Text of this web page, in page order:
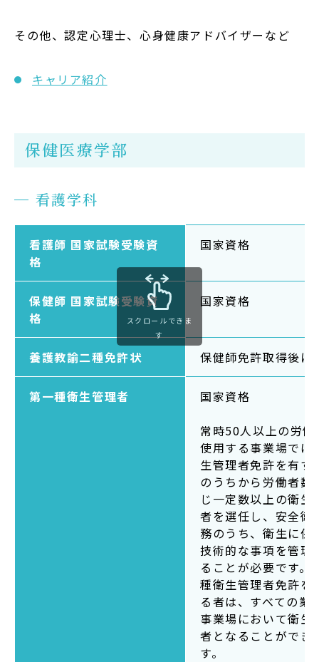
その他、認定心理士、心身健康アドバイザーなど
キャリア紹介
保健医療学部
看護学科
看護師 国家試験受験資
格
国家資格
保健師 国家試験受験資
格
国家資格
養護教諭二種免許状 保健師免許取得後に
第一種衛生管理者
国家資格
常時50人以上の労働
使用する事業場では
生管理者免許を有す
のうちから労働者数
じ一定数以上の衛生
者を選任し、安全衛
務のうち、衛生に係
技術的な事項を管理
ることが必要です。
種衛生管理者免許を
る者は、すべての業
事業場において衛生
者となることができ
す。
スクロールできま
す